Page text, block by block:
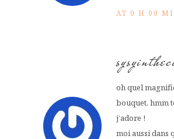
AT 0 H 00
oh quel
bouquet, hmm
j’adore !
moi aussi dans
FLUX INSTA